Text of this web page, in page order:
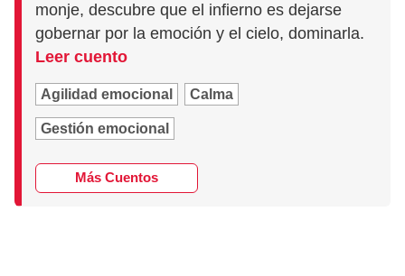
monje, descubre que el infierno es dejarse
gobernar por la emoción y el cielo, dominarla.
Leer cuento
Agilidad emocional Calma
Gestión emocional
Más Cuentos